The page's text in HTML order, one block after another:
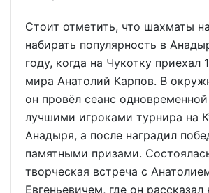
Стоит отметить, что шахматы
набирать популярность в
году, когда на Чукотку приехал
мира Анатолий Карпов. В
он провёл сеанс
лучшими игроками турнира на
Анадыря, а после наградил
памятными призами.
творческая встреча с
Евгеньевичем, где он рассказал